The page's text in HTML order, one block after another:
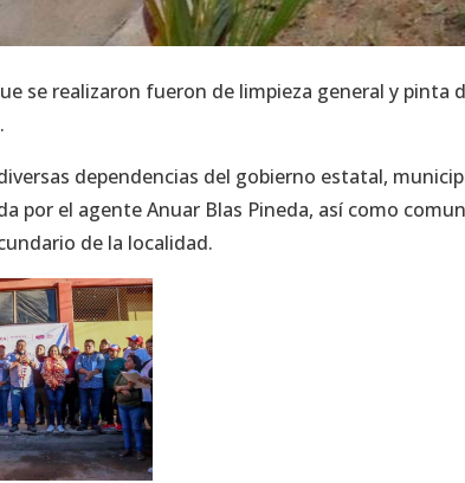
se realizaron fueron de limpieza general y pinta
dependencias del gobierno estatal,
por el agente Anuar Blas Pineda, así como
de la localidad.